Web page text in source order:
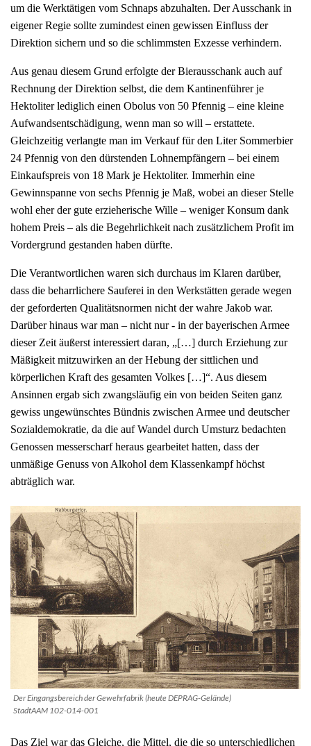
um die Werktätigen vom Schnaps abzuhalten. Der Ausschank in
eigener Regie sollte zumindest einen gewissen Einfluss der
Direktion sichern und so die schlimmsten Exzesse verhindern.
Aus genau diesem Grund erfolgte der Bierausschank auch auf
Rechnung der Direktion selbst, die dem Kantinenführer je
Hektoliter lediglich einen Obolus von 50 Pfennig – eine kleine
Aufwandsentschädigung, wenn man so will – erstattete.
Gleichzeitig verlangte man im Verkauf für den Liter Sommerbier
24 Pfennig von den dürstenden Lohnempfängern – bei einem
Einkaufspreis von 18 Mark je Hektoliter. Immerhin eine
Gewinnspanne von sechs Pfennig je Maß, wobei an dieser Stelle
wohl eher der gute erzieherische Wille – weniger Konsum dank
hohem Preis – als die Begehrlichkeit nach zusätzlichem Profit im
Vordergrund gestanden haben dürfte.
Die Verantwortlichen waren sich durchaus im Klaren darüber,
dass die beharrlichere Sauferei in den Werkstätten gerade wegen
der geforderten Qualitätsnormen nicht der wahre Jakob war.
Darüber hinaus war man – nicht nur - in der bayerischen Armee
dieser Zeit äußerst interessiert daran, „[…] durch Erziehung zur
Mäßigkeit mitzuwirken an der Hebung der sittlichen und
körperlichen Kraft des gesamten Volkes […]“. Aus diesem
Ansinnen ergab sich zwangsläufig ein von beiden Seiten ganz
gewiss ungewünschtes Bündnis zwischen Armee und deutscher
Sozialdemokratie, da die auf Wandel durch Umsturz bedachten
Genossen messerscharf heraus gearbeitet hatten, dass der
unmäßige Genuss von Alkohol dem Klassenkampf höchst
abträglich war.
Der Eingangsbereich der Gewehrfabrik (heute DEPRAG-Gelände)
StadtAAM 102-014-001
Das Ziel war das Gleiche, die Mittel, die die so unterschiedlichen